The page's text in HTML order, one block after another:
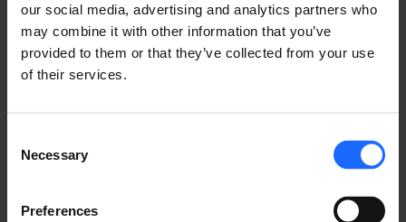
our social media, advertising and analytics partners who
may combine it with other information that you’ve
provided to them or that they’ve collected from your use
of their services.
Selection
Necessary
Preferences
PRODUCTOS